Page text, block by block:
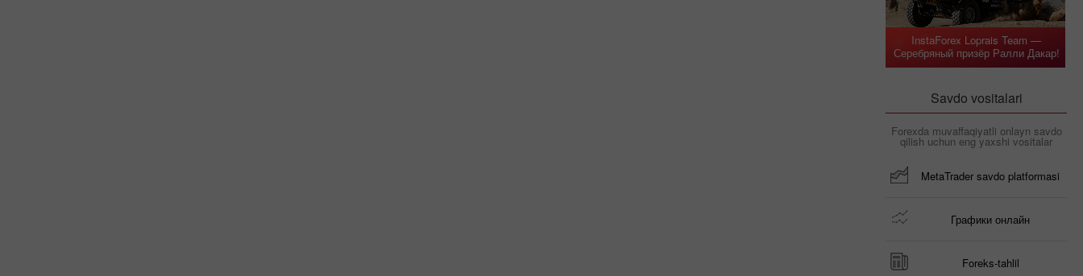
InstaForex Loprais Team —
Серебряный призёр Ралли Дакар!
Savdo vositalari
Forexda muvaffaqiyatli onlayn savdo
qilish uchun eng yaxshi vositalar
MetaTrader savdo platformasi
Графики онлайн
Foreks-tahlil